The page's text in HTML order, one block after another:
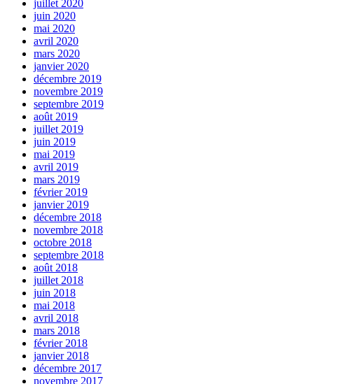
juillet 2020
juin 2020
mai 2020
avril 2020
mars 2020
janvier 2020
décembre 2019
novembre 2019
septembre 2019
août 2019
juillet 2019
juin 2019
mai 2019
avril 2019
mars 2019
février 2019
janvier 2019
décembre 2018
novembre 2018
octobre 2018
septembre 2018
août 2018
juillet 2018
juin 2018
mai 2018
avril 2018
mars 2018
février 2018
janvier 2018
décembre 2017
novembre 2017